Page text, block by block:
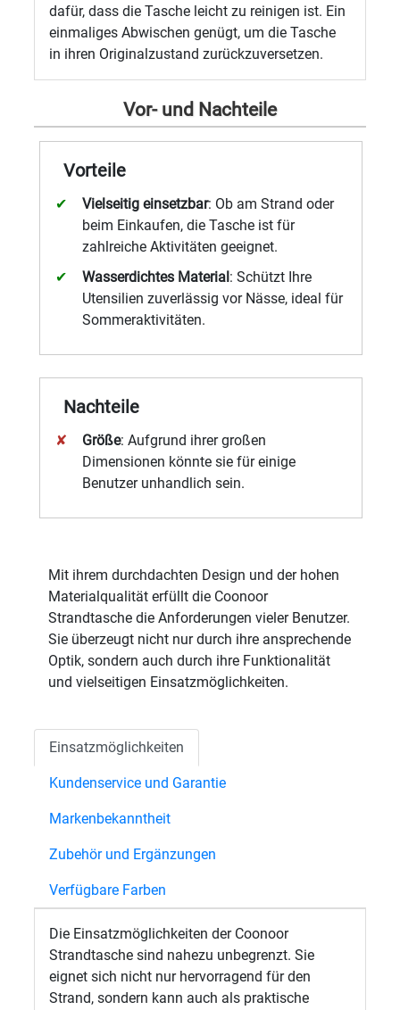
dafür, dass die Tasche leicht zu reinigen ist. Ein
einmaliges Abwischen genügt, um die Tasche
in ihren Originalzustand zurückzuversetzen.
Vor- und Nachteile
Vorteile
Vielseitig einsetzbar: Ob am Strand oder
beim Einkaufen, die Tasche ist für
zahlreiche Aktivitäten geeignet.
Wasserdichtes Material: Schützt Ihre
Utensilien zuverlässig vor Nässe, ideal für
Sommeraktivitäten.
Nachteile
Größe: Aufgrund ihrer großen
Dimensionen könnte sie für einige
Benutzer unhandlich sein.
Mit ihrem durchdachten Design und der hohen
Materialqualität erfüllt die Coonoor
Strandtasche die Anforderungen vieler Benutzer.
Sie überzeugt nicht nur durch ihre ansprechende
Optik, sondern auch durch ihre Funktionalität
und vielseitigen Einsatzmöglichkeiten.
Einsatzmöglichkeiten
Kundenservice und Garantie
Markenbekanntheit
Zubehör und Ergänzungen
Verfügbare Farben
Die Einsatzmöglichkeiten der Coonoor
Strandtasche sind nahezu unbegrenzt. Sie
eignet sich nicht nur hervorragend für den
Strand, sondern kann auch als praktische